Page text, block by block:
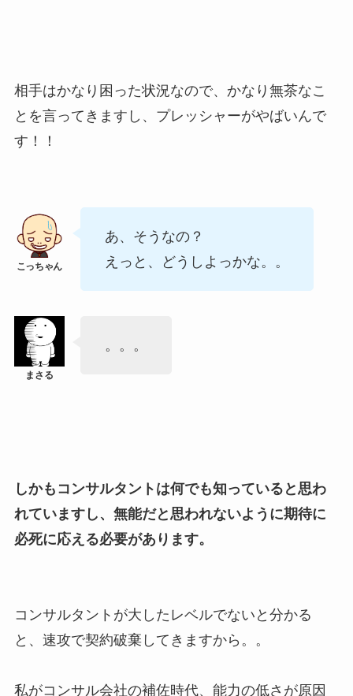
相手はかなり困った状況なので、かなり無茶なこ
とを言ってきますし、プレッシャーがやばいんで
す！！
あ、そうなの？
えっと、どうしよっかな。。
。。。
しかもコンサルタントは何でも知っていると思わ
れていますし、無能だと思われないように期待に
必死に応える必要があります。
コンサルタントが大したレベルでないと分かる
と、速攻で契約破棄してきますから。。
私がコンサル会社の補佐時代、能力の低さが原因